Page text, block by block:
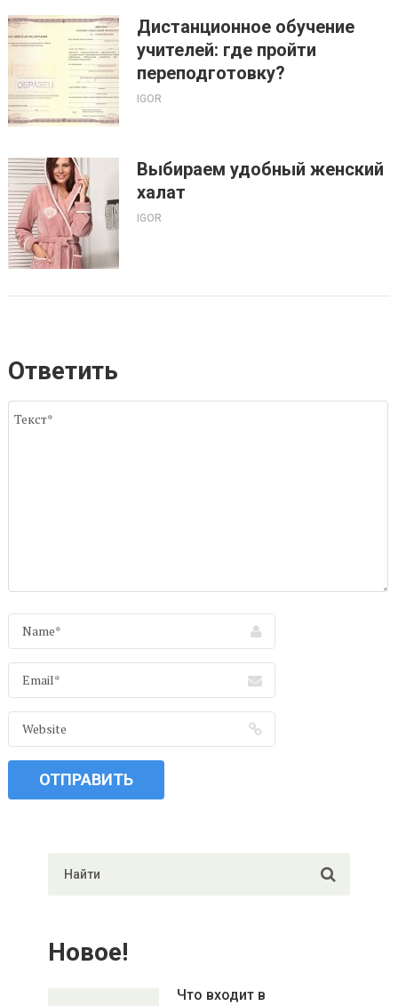
Дистанционное обучение
учителей: где пройти
переподготовку?
IGOR
Выбираем удобный женский
халат
IGOR
Ответить
Новое!
Что входит в